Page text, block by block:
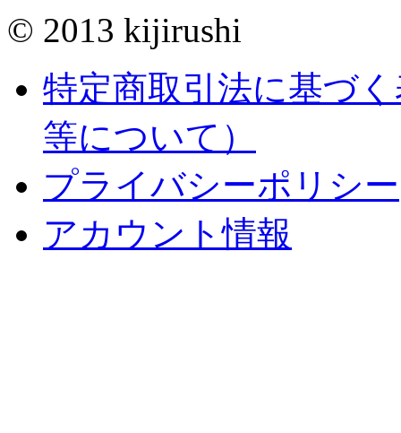
© 2013 kijirushi
特定商取引法に基づ
等について）
プライバシーポリシー
アカウント情報